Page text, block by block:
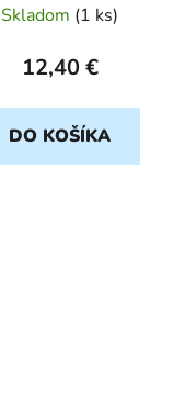
Skladom (1 ks)
12,40 €
DO KOŠÍKA